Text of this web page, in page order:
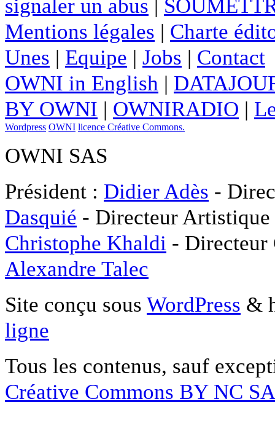
signaler un abus
Mentions légales | Charte
Unes | Equipe | Jobs | Contact
OWNI in English |
BY OWNI | OWNIRADIO |
Wordpress OWNI licence Créative Commons.
OWNI SAS
Président : Didier Adès -
Dasquié - Directeur
Christophe Khaldi -
Alexandre Talec
Site conçu sous WordPress &
ligne
Tous les contenus, sauf
Créative Commons BY NC SA